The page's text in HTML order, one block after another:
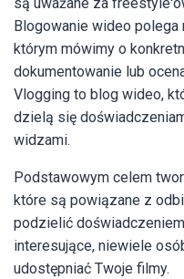
Blog
Polski
Blogowanie wideo polega
którym mówimy o
dokumentowanie lub
Vlogging to blog wideo,
dzielą się
widzami.
Podstawowym celem
które są powiązane z
podzielić
interesujące, niewiele
udostępniać Twoje filmy.